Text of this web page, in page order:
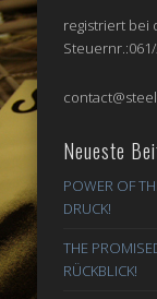
registriert bei
Neueste
POWER OF
DRUCK!
THE
RÜCKBLICK!